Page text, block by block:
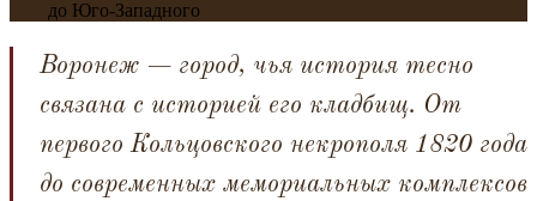
Воронеж — город, чья история тесно
связана с историей его кладбищ. От
первого Кольцовского некрополя 1820 года
до современных мемориальных комплексов